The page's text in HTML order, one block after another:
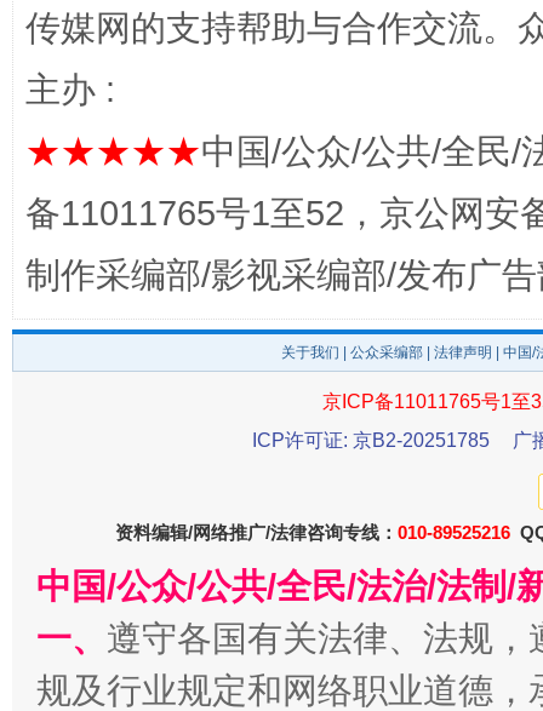
从幼
传媒网的支持帮助与合作交流。
主办 :
★★★★★中国/公众/公共/全民/
备11011765号1至52，京公网安
制作采编部/影视采编部/发布广
关于我们 公众采编部 法律声明 | 中国
京ICP备11011765号1至
ICP许可证: 京B2-20251785
广
资料编辑/网络推广/法律咨询专线： 010-89525216
中国/公众/公共/全民/法治/法制/
一、 遵守各国有关法律、法规
规及行业规定和网络职业道德